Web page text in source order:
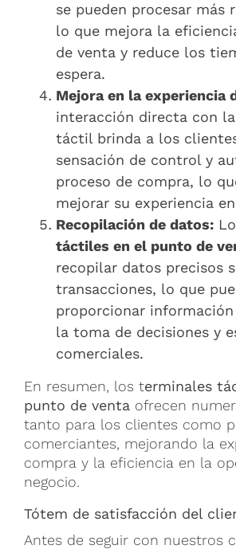
se pueden procesar más
lo que mejora la
de venta y reduce los
espera.
Mejora en la experiencia
interacción directa con
táctil brinda a los
sensación de control y
proceso de compra, lo
mejorar su experiencia
Recopilación de datos:
táctiles en el punto de
recopilar datos precisos
transacciones, lo que
proporcionar información
la toma de decisiones y
comerciales.
En resumen, los terminales
punto de venta ofrecen
tanto para los clientes como
comerciantes, mejorando la
compra y la eficiencia en la
negocio.
Tótem de satisfacción del
Antes de seguir con nuestros